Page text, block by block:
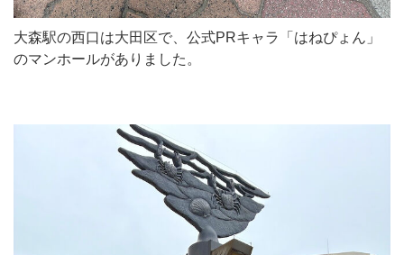
大森駅の西口は大田区で、公式PRキャラ「はねぴょん」
のマンホールがありました。